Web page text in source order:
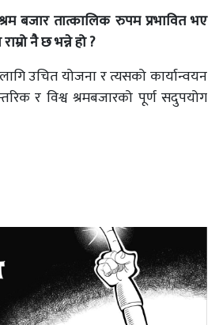
बजार तात्कालिक रुपम प्रभावित भए
नै छ भन्ने हो ?
उचित योजना र त्यसको कार्यान्वयन
र विश्व श्रमबजारको पूर्ण सदुपयोग